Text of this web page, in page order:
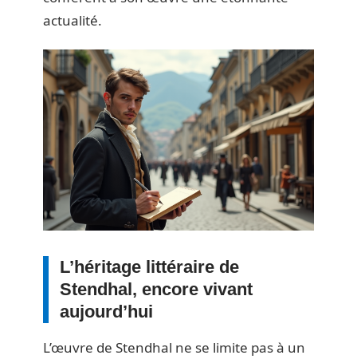
actualité.
L’héritage littéraire de
Stendhal, encore vivant
aujourd’hui
L’œuvre de Stendhal ne se limite pas à un